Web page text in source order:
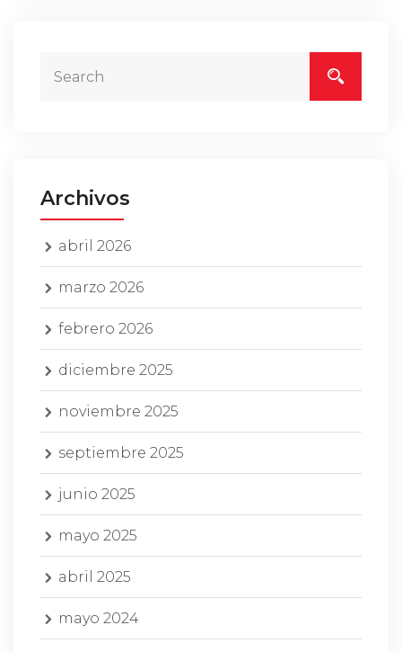
Archivos
abril 2026
marzo 2026
febrero 2026
diciembre 2025
noviembre 2025
septiembre 2025
junio 2025
mayo 2025
abril 2025
mayo 2024